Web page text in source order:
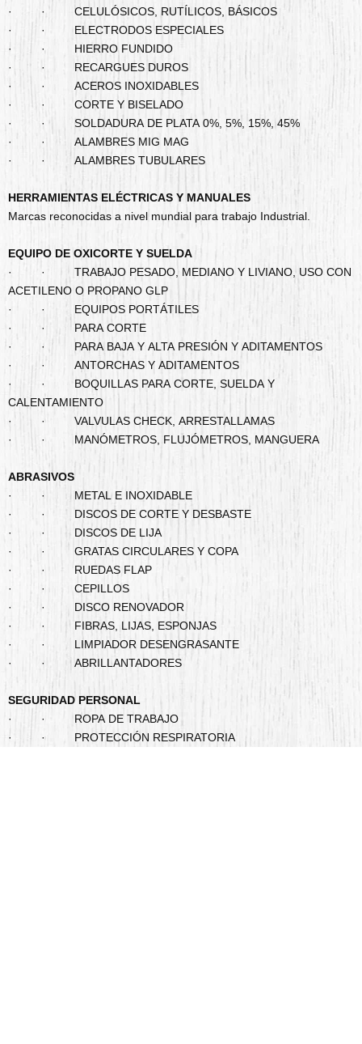
· · CELULÓSICOS, RUTÍLICOS, BÁSICOS
· · ELECTRODOS ESPECIALES
· · HIERRO FUNDIDO
· · RECARGUES DUROS
· · ACEROS INOXIDABLES
· · CORTE Y BISELADO
· · SOLDADURA DE PLATA 0%, 5%, 15%, 45%
· · ALAMBRES MIG MAG
· · ALAMBRES TUBULARES
HERRAMIENTAS ELÉCTRICAS Y MANUALES
Marcas reconocidas a nivel mundial para trabajo Industrial.
EQUIPO DE OXICORTE Y SUELDA
· · TRABAJO PESADO, MEDIANO Y LIVIANO, USO CON
ACETILENO O PROPANO GLP
· · EQUIPOS PORTÁTILES
· · PARA CORTE
· · PARA BAJA Y ALTA PRESIÓN Y ADITAMENTOS
· · ANTORCHAS Y ADITAMENTOS
· · BOQUILLAS PARA CORTE, SUELDA Y
CALENTAMIENTO
· · VALVULAS CHECK, ARRESTALLAMAS
· · MANÓMETROS, FLUJÓMETROS, MANGUERA
ABRASIVOS
· · METAL E INOXIDABLE
· · DISCOS DE CORTE Y DESBASTE
· · DISCOS DE LIJA
· · GRATAS CIRCULARES Y COPA
· · RUEDAS FLAP
· · CEPILLOS
· · DISCO RENOVADOR
· · FIBRAS, LIJAS, ESPONJAS
· · LIMPIADOR DESENGRASANTE
· · ABRILLANTADORES
SEGURIDAD PERSONAL
· · ROPA DE TRABAJO
· · PROTECCIÓN RESPIRATORIA